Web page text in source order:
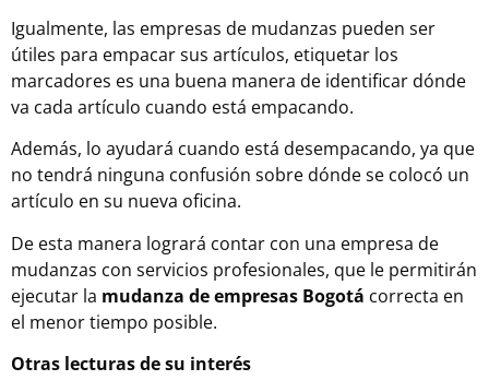
Igualmente, las empresas de mudanzas pueden ser
útiles para empacar sus artículos, etiquetar los
marcadores es una buena manera de identificar dónde
va cada artículo cuando está empacando.
Además, lo ayudará cuando está desempacando, ya que
no tendrá ninguna confusión sobre dónde se colocó un
artículo en su nueva oficina.
De esta manera logrará contar con una empresa de
mudanzas con servicios profesionales, que le permitirán
ejecutar la mudanza de empresas Bogotá correcta en
el menor tiempo posible.
Otras lecturas de su interés